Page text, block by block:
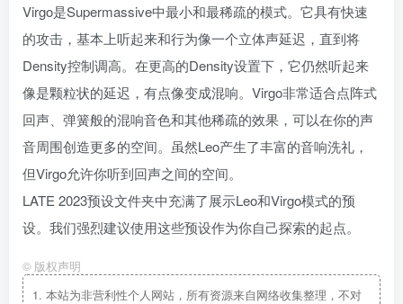
Virgo是Supermassive中最小和最稀疏的模式。它具有快速
的攻击，基本上听起来和行为像一个立体声延迟，直到将
Density控制调高。在更高的Density设置下，它仍然听起来
像是颗粒状的延迟，有点像变成混响。Virgo非常适合点阵式
回声、弹簧般的混响音色和其他稀疏的效果，可以在你的声
音周围创造更多的空间。虽然Leo产生了丰富的音响洗礼，
但Virgo允许你听到回声之间的空间。
LATE 2023预设文件夹中充满了展示Leo和Virgo模式的预
设。我们强烈建议使用这些预设作为你自己探索的起点。
© 版权声明
1. 本站为非营利性个人网站，所有资源来自网络收集整理，不对